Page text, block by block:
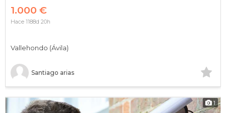
1.000 €
Santiago arias
Vallehondo (Ávila)
Hace 1188d 20h
1